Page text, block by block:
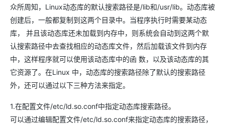
众所周知，Linux动态库的默认搜索路径是/lib和/usr/lib。动态库被
创建后，一般都复制到这两个目录中。当程序执行时需要某动态
库， 并且该动态库还未加载到内存中，则系统会自动到这两个默
认搜索路径中去查找相应的动态库文件，然后加载该文件到内存
中，这样程序就可以使用该动态库中的函 数，以及该动态库的其
它资源了。在Linux 中，动态库的搜索路径除了默认的搜索路径
外，还可以通过以下三种方法来指定。
1.在配置文件/etc/ld.so.conf中指定动态库搜索路径。
可以通过编辑配置文件/etc/ld.so.conf来指定动态库的搜索路径，